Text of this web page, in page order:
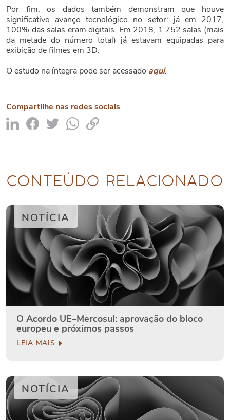
Por fim, os dados também demonstram que houve
significativo avanço tecnológico no setor: já em 2017,
100% das salas eram digitais. Em 2018, 1.752 salas (mais
da metade do número total) já estavam equipadas para
exibição de filmes em 3D.
O estudo na íntegra pode ser acessado aqui.
Compartilhe nas redes sociais
CONTEÚDO RELACIONADO
NOTÍCIA
O Acordo UE–Mercosul: aprovação do bloco
europeu e próximos passos
LEIA MAIS
NOTÍCIA